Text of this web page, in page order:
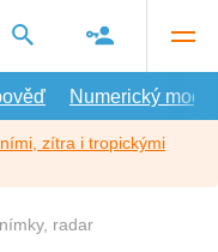
Numerický model
zítra i tropickými
radar